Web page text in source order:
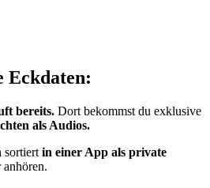
Eckdaten:
bereits. Dort bekommst du exklusive
als Audios.
sortiert in einer App als private